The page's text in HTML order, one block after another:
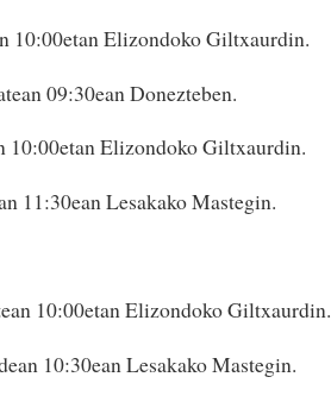
10:00etan Elizondoko Giltxaurdin.
09:30ean Donezteben.
10:00etan Elizondoko Giltxaurdin.
11:30ean Lesakako Mastegin.
10:00etan Elizondoko Giltxaurdin.
10:30ean Lesakako Mastegin.